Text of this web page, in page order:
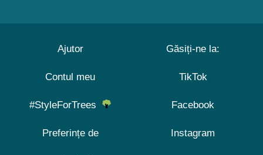
Ajutor
Contul meu
#StyleForTrees
Preferințe de
Găsiți-ne la:
TikTok
Facebook
Instagram